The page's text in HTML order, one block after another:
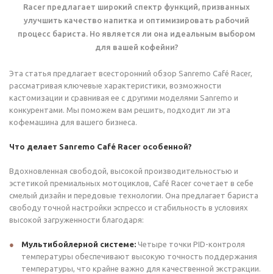
Racer предлагает широкий спектр функций, призванных
улучшить качество напитка и оптимизировать рабочий
процесс бариста. Но является ли она идеальным выбором
для вашей кофейни?
Эта статья предлагает всесторонний обзор Sanremo Café Racer,
рассматривая ключевые характеристики, возможности
кастомизации и сравнивая ее с другими моделями Sanremo и
конкурентами. Мы поможем вам решить, подходит ли эта
кофемашина для вашего бизнеса.
Что делает Sanremo Café Racer особенной?
Вдохновленная свободой, высокой производительностью и
эстетикой премиальных мотоциклов, Café Racer сочетает в себе
смелый дизайн и передовые технологии. Она предлагает бариста
свободу точной настройки эспрессо и стабильность в условиях
высокой загруженности благодаря:
Мультибойлерной системе: Четыре точки PID-контроля
температуры обеспечивают высокую точность поддержания
температуры, что крайне важно для качественной экстракции.